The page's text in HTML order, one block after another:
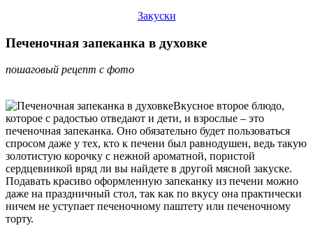
Закуски
Печеночная запеканка в духовке
пошаговый рецепт с фото
Вкусное второе блюдо,
которое с радостью отведают и дети, и взрослые – это
печеночная запеканка. Оно обязательно будет пользоваться
спросом даже у тех, кто к печени был равнодушен, ведь такую
золотистую корочку с нежной ароматной, пористой
сердцевинкой вряд ли вы найдете в другой мясной закуске.
Подавать красиво оформленную запеканку из печени можно
даже на праздничный стол, так как по вкусу она практически
ничем не уступает печеночному паштету или печеночному
торту.